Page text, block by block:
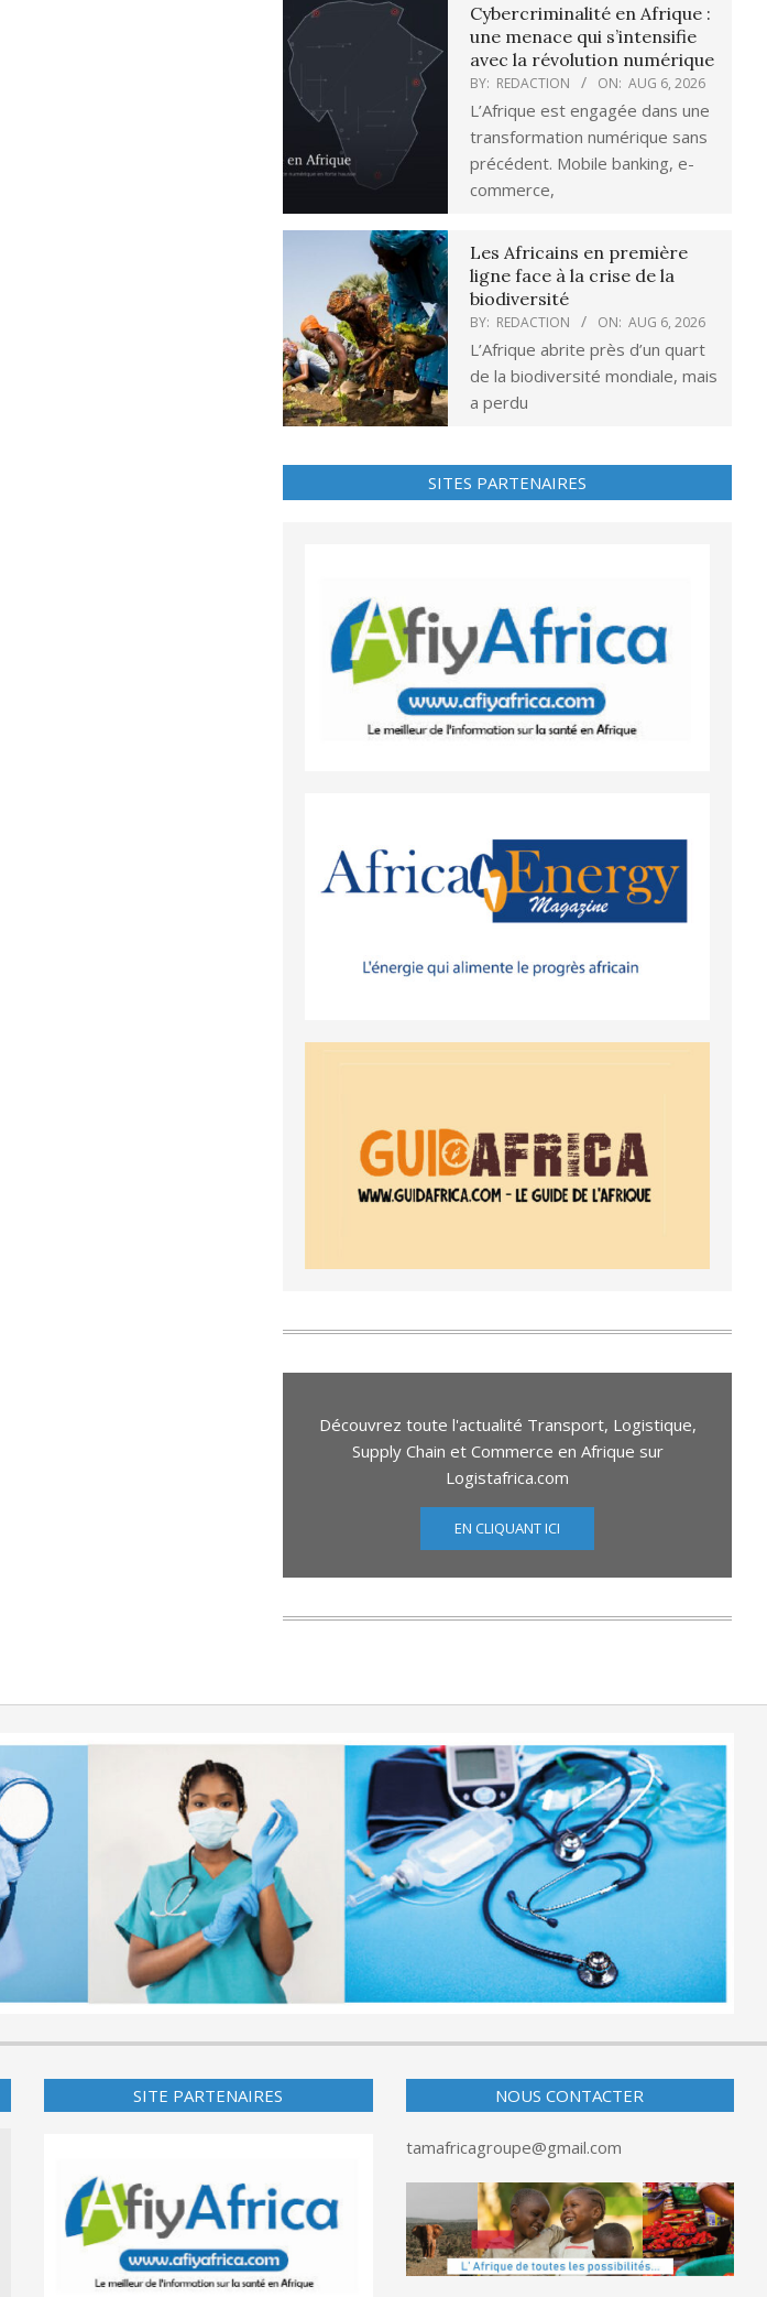
Cybercriminalité en Afrique :
une menace qui s’intensifie
avec la révolution numérique
BY: REDACTION ON: AUG 6, 2026
L’Afrique est engagée dans une
transformation numérique sans
précédent. Mobile banking, e-
commerce,
Les Africains en première
ligne face à la crise de la
biodiversité
BY: REDACTION ON: AUG 6, 2026
L’Afrique abrite près d’un quart
de la biodiversité mondiale, mais
a perdu
SITES PARTENAIRES
Découvrez toute l'actualité Transport, Logistique,
Supply Chain et Commerce en Afrique sur
Logistafrica.com
EN CLIQUANT ICI
SITE PARTENAIRES NOUS CONTACTER
tamafricagroupe@gmail.com